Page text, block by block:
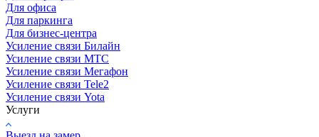
Для офиса
Для паркинга
Для бизнес-центра
Усиление связи Билайн
Усиление связи МТС
Усиление связи Мегафон
Усиление связи Tele2
Усиление связи Yota
Услуги